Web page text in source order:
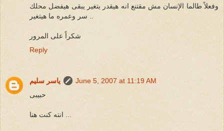
وفعلاً طالما الإنسان مش مقتنع انه هيقدر يتغير يبقى هيفضل محلك
شكراً على المرور
Reply
ياسر سليم
June 5, 2007 at 11:19 AM
حبيبى